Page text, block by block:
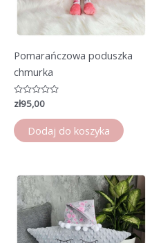
Pomarańczowa poduszka
chmurka
Oceniono
0
na
5
zł95,00
Dodaj do koszyka